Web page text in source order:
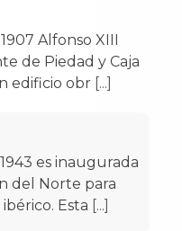
Alfonso XIII
de Piedad y Caja
edificio obr [...]
es inaugurada
del Norte para
Esta [...]